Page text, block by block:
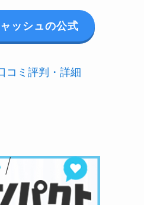
ッシュの公式
コミ評判・詳細